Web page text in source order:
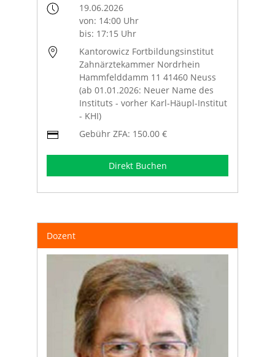
19.06.2026
von: 14:00 Uhr
bis: 17:15 Uhr
Kantorowicz Fortbildungsinstitut
Zahnärztekammer Nordrhein
Hammfelddamm 11 41460 Neuss
(ab 01.01.2026: Neuer Name des
Instituts - vorher Karl-Häupl-Institut
- KHI)
Gebühr ZFA: 150.00 €
Direkt Buchen
Dozent